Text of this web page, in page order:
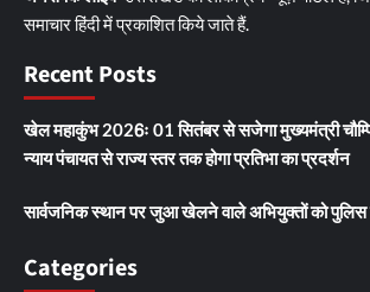
समाचार हिंदी में प्रकाशित किये जाते हैं.
Recent Posts
खेल महाकुंभ 2026ः 01 सितंबर से सजेगा मुख्यमंत्री
न्याय पंचायत से राज्य स्तर तक होगा प्रतिभा का प्रदर्शन
सार्वजनिक स्थान पर जुआ खेलने वाले अभियुक्तों को पुलिस
Categories